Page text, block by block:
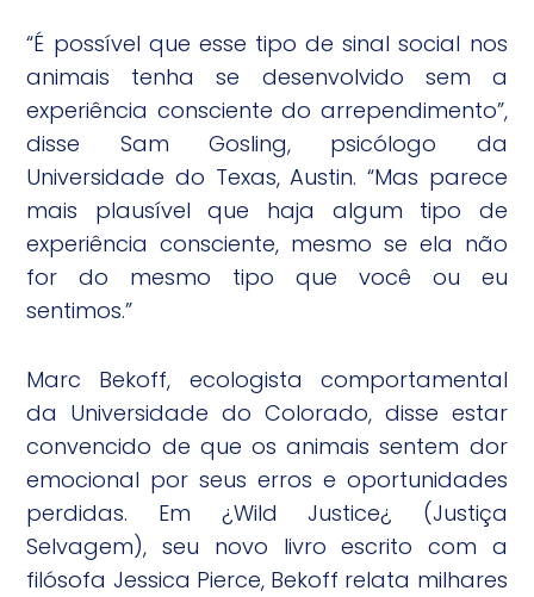
“É possível que esse tipo de sinal social nos
animais tenha se desenvolvido sem a
experiência consciente do arrependimento”,
disse Sam Gosling, psicólogo da
Universidade do Texas, Austin. “Mas parece
mais plausível que haja algum tipo de
experiência consciente, mesmo se ela não
for do mesmo tipo que você ou eu
sentimos.”
Marc Bekoff, ecologista comportamental
da Universidade do Colorado, disse estar
convencido de que os animais sentem dor
emocional por seus erros e oportunidades
perdidas. Em ¿Wild Justice¿ (Justiça
Selvagem), seu novo livro escrito com a
filósofa Jessica Pierce, Bekoff relata milhares